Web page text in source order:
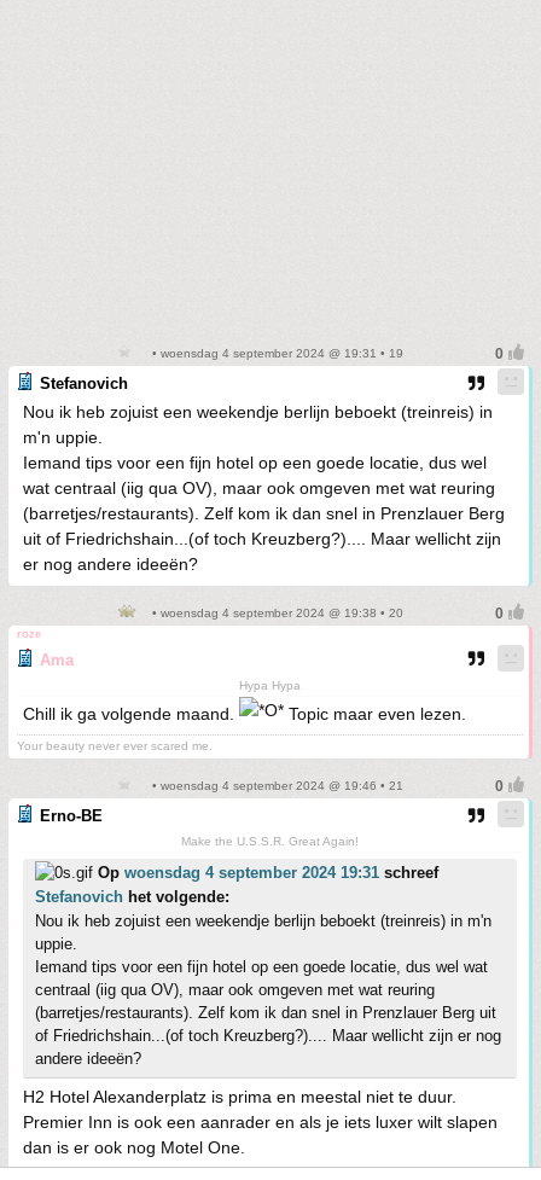
• woensdag 4 september 2024 @ 19:31 • 19
Stefanovich
Nou ik heb zojuist een weekendje berlijn beboekt (treinreis) in
m'n uppie.
Iemand tips voor een fijn hotel op een goede locatie, dus wel
wat centraal (iig qua OV), maar ook omgeven met wat reuring
(barretjes/restaurants). Zelf kom ik dan snel in Prenzlauer Berg
uit of Friedrichshain...(of toch Kreuzberg?).... Maar wellicht zijn
er nog andere ideeën?
• woensdag 4 september 2024 @ 19:38 • 20
roze
Ama
Hypa Hypa
Chill ik ga volgende maand. Topic maar even lezen.
Your beauty never ever scared me.
• woensdag 4 september 2024 @ 19:46 • 21
Erno-BE
Make the U.S.S.R. Great Again!
Op woensdag 4 september 2024 19:31 schreef
Stefanovich het volgende:
Nou ik heb zojuist een weekendje berlijn beboekt (treinreis) in m'n
uppie.
Iemand tips voor een fijn hotel op een goede locatie, dus wel wat
centraal (iig qua OV), maar ook omgeven met wat reuring
(barretjes/restaurants). Zelf kom ik dan snel in Prenzlauer Berg uit
of Friedrichshain...(of toch Kreuzberg?).... Maar wellicht zijn er nog
andere ideeën?
H2 Hotel Alexanderplatz is prima en meestal niet te duur.
Premier Inn is ook een aanrader en als je iets luxer wilt slapen
dan is er ook nog Motel One.